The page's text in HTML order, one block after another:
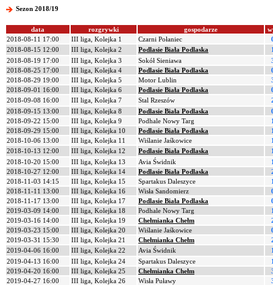
Sezon 2018/19
data rozgrywki gospodarze
2018-08-11 17:00
III liga, Kolejka 1 Czarni Połaniec
2018-08-15 12:00
III liga, Kolejka 2 Podlasie Biała Podlaska
2018-08-19 17:00
III liga, Kolejka 3 Sokół Sieniawa
2018-08-25 17:00
III liga, Kolejka 4 Podlasie Biała Podlaska
2018-08-29 19:00
III liga, Kolejka 5 Motor Lublin
2018-09-01 16:00
III liga, Kolejka 6 Podlasie Biała Podlaska
2018-09-08 16:00
III liga, Kolejka 7 Stal Rzeszów
2018-09-15 13:00
III liga, Kolejka 8 Podlasie Biała Podlaska
2018-09-22 15:00
III liga, Kolejka 9 Podhale Nowy Targ
2018-09-29 15:00
III liga, Kolejka 10 Podlasie Biała Podlaska
2018-10-06 13:00
III liga, Kolejka 11 Wiślanie Jaśkowice
2018-10-13 12:00
III liga, Kolejka 12 Podlasie Biała Podlaska
2018-10-20 15:00
III liga, Kolejka 13 Avia Świdnik
2018-10-27 12:00
III liga, Kolejka 14 Podlasie Biała Podlaska
2018-11-03 14:15
III liga, Kolejka 15 Spartakus Daleszyce
2018-11-11 13:00
III liga, Kolejka 16 Wisła Sandomierz
2018-11-17 13:00
III liga, Kolejka 17 Podlasie Biała Podlaska
2019-03-09 14:00
III liga, Kolejka 18 Podhale Nowy Targ
2019-03-16 14:00
III liga, Kolejka 19 Chełmianka Chełm
2019-03-23 15:00
III liga, Kolejka 20 Wiślanie Jaśkowice
2019-03-31 15:30
III liga, Kolejka 21 Chełmianka Chełm
2019-04-06 16:00
III liga, Kolejka 22 Avia Świdnik
2019-04-13 16:00
III liga, Kolejka 24 Spartakus Daleszyce
2019-04-20 16:00
III liga, Kolejka 25 Chełmianka Chełm
2019-04-27 16:00
III liga, Kolejka 26 Wisła Puławy